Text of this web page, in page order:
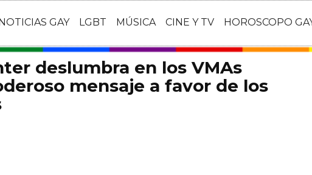
NOTICIAS GAY LGBT MÚSICA CINE Y TV HOROSCOPO
deslumbra en los VMAs
mensaje a favor de los